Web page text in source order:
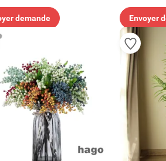
demande Envoyer